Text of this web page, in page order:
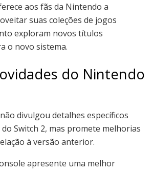
aos fãs da Nintendo a
suas coleções de jogos
exploram novos títulos
o novo sistema.
do Nintendo
divulgou detalhes específicos
Switch 2, mas promete melhorias
à versão anterior.
apresente uma melhor